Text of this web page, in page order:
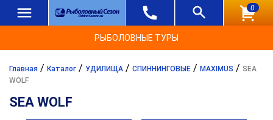
0
РЫБОЛОВНЫЕ ТУРЫ
Главная / Каталог / УДИЛИЩА / СПИННИНГОВЫЕ / MAXIMUS / SEA
WOLF
SEA WOLF